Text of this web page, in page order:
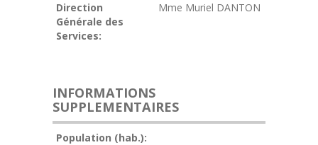
Direction
Générale des
Services:
Mme Muriel DANTON
INFORMATIONS
SUPPLEMENTAIRES
Population (hab.):